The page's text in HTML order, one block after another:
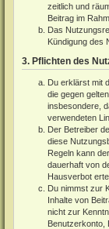
zeitlich und
Beitrag im
Das
Kündigung des
3. Pflichten des
Du erklärst mit
die gegen
insbesondere,
verwendeten
Der Betreiber
diese
Regeln kann
dauerhaft von
Hausverbot
Du nimmst zur
Inhalte von
nicht zur
Benutzerkonto,